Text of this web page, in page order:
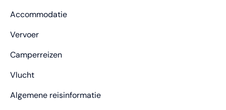
Accommodatie
Vervoer
Camperreizen
Vlucht
Algemene reisinformatie